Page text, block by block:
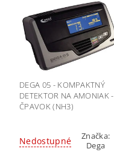
DEGA 05 - KOMPAKTNÝ
DETEKTOR NA AMONIAK -
ČPAVOK (NH3)
Nedostupné
Značka:
Dega